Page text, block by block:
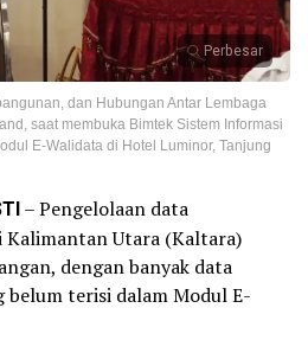
Perbesar
dan Hubungan Antar Lembaga
saat membuka Bimtek Sistem Informasi
E-Walidata di Hotel Luminor, Tanjung
– Pengelolaan data
Kalimantan Utara (Kaltara)
dengan banyak data
belum terisi dalam Modul E-